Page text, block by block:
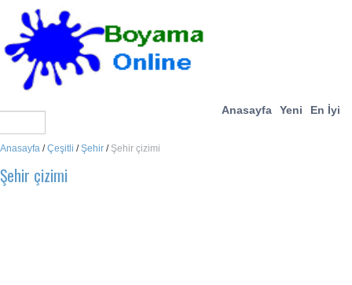
Anasayfa Yeni En İyi
Anasayfa /Çeşitli /Şehir / Şehir çizimi
Şehir çizimi